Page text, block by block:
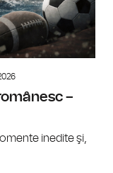
–
inedite şi,